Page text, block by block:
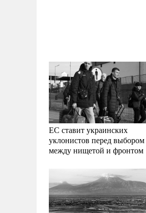
ЕС ставит украинских
уклонистов перед выбором
между нищетой и фронтом